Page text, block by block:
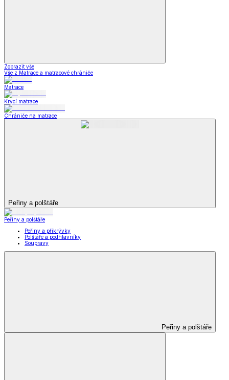
Zobrazit vše
Vše z Matrace a matracové chrániče
Matrace
Krycí matrace
Chrániče na matrace
Peřiny a polštáře
Peřiny a polštáře
Peřiny a přikrývky
Polštáře a podhlavníky
Soupravy
Peřiny a polštáře